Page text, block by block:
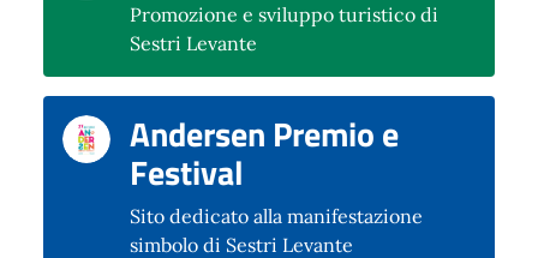
Promozione e sviluppo turistico di
Sestri Levante
Andersen Premio e
Festival
Sito dedicato alla manifestazione
simbolo di Sestri Levante